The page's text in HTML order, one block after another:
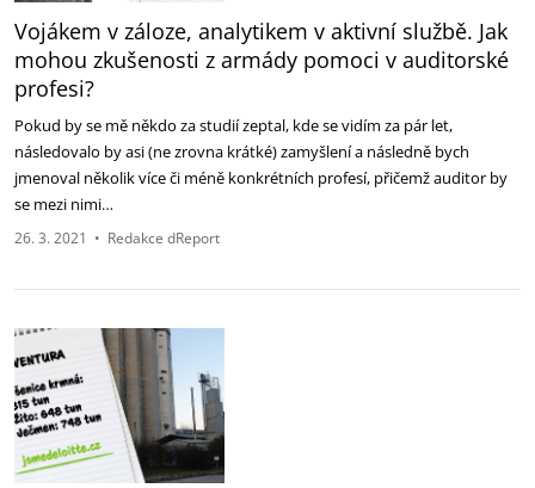
Vojákem v záloze, analytikem v aktivní službě. Jak
mohou zkušenosti z armády pomoci v auditorské
profesi?
Pokud by se mě někdo za studií zeptal, kde se vidím za pár let,
následovalo by asi (ne zrovna krátké) zamyšlení a následně bych
jmenoval několik více či méně konkrétních profesí, přičemž auditor by
se mezi nimi…
26. 3. 2021 • Redakce dReport